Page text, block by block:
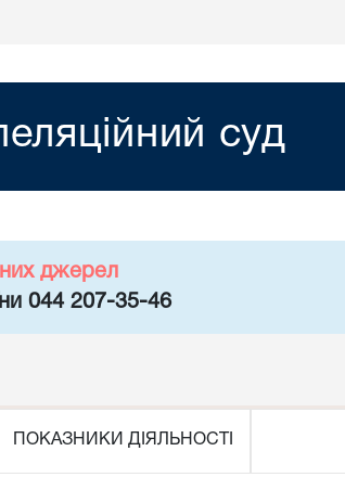
суд
джерел
044 207-35-46
ПОКАЗНИКИ ДІЯЛЬНОСТІ